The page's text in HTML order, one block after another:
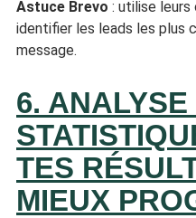
Astuce Brevo : utilise leurs
identifier les leads les plus
message.
6. ANALYSE
TES
MIEUX